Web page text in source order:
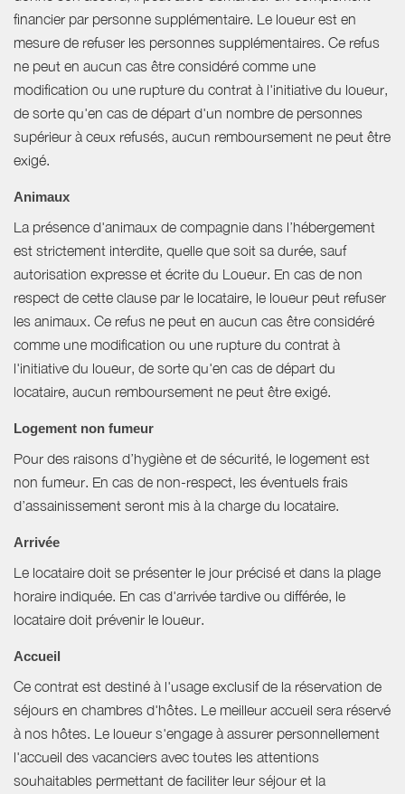
financier par personne supplémentaire. Le loueur est en
mesure de refuser les personnes supplémentaires. Ce refus
ne peut en aucun cas être considéré comme une
modification ou une rupture du contrat à l'initiative du loueur,
de sorte qu'en cas de départ d'un nombre de personnes
supérieur à ceux refusés, aucun remboursement ne peut être
exigé.
Animaux
La présence d'animaux de compagnie dans l’hébergement
est strictement interdite, quelle que soit sa durée, sauf
autorisation expresse et écrite du Loueur. En cas de non
respect de cette clause par le locataire, le loueur peut refuser
les animaux. Ce refus ne peut en aucun cas être considéré
comme une modification ou une rupture du contrat à
l'initiative du loueur, de sorte qu'en cas de départ du
locataire, aucun remboursement ne peut être exigé.
Logement non fumeur
Pour des raisons d’hygiène et de sécurité, le logement est
non fumeur. En cas de non-respect, les éventuels frais
d’assainissement seront mis à la charge du locataire.
Arrivée
Le locataire doit se présenter le jour précisé et dans la plage
horaire indiquée. En cas d'arrivée tardive ou différée, le
locataire doit prévenir le loueur.
Accueil
Ce contrat est destiné à l'usage exclusif de la réservation de
séjours en chambres d'hôtes. Le meilleur accueil sera réservé
à nos hôtes. Le loueur s'engage à assurer personnellement
l'accueil des vacanciers avec toutes les attentions
souhaitables permettant de faciliter leur séjour et la